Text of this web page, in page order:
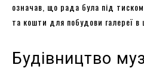
означав, що рада була під
та кошти для побудови галереї в
Будівництво